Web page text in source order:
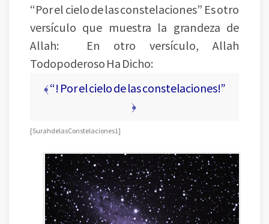
“Por el cielo de las constelaciones” Es otro
versículo que muestra la grandeza de
Allah: En otro versículo, Allah
Todopoderoso Ha Dicho:
﴾ “! Por el cielo de las constelaciones!”
﴿
[ Surah de las Constelaciones 1 ]